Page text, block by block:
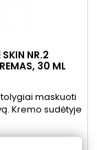
NR.2
30 ML
maskuoti
Kremo sudėtyje
prie jautrios
veiksnių. Be